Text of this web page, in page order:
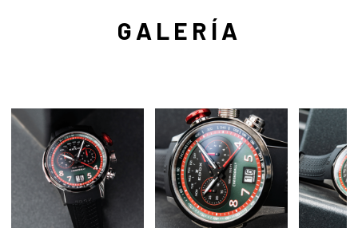
GALERÍA